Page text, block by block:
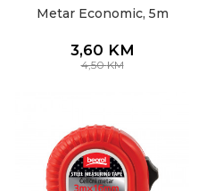
Metar Economic, 5m
3,60 KM
4,50KM